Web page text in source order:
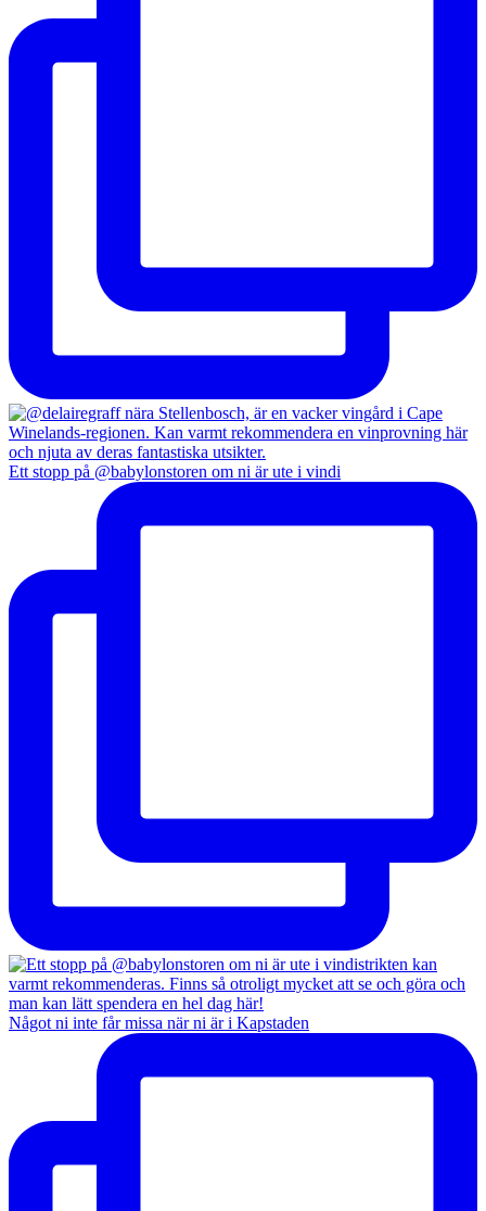
Ett stopp på @babylonstoren om ni är ute i vindi
Något ni inte får missa när ni är i Kapstaden